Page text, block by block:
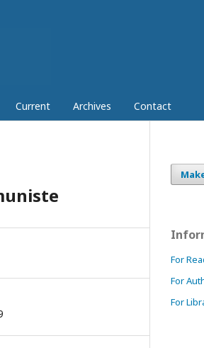
Current Archives Contact
For
For
For